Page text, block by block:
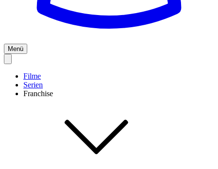
Menü
Filme
Serien
Franchise